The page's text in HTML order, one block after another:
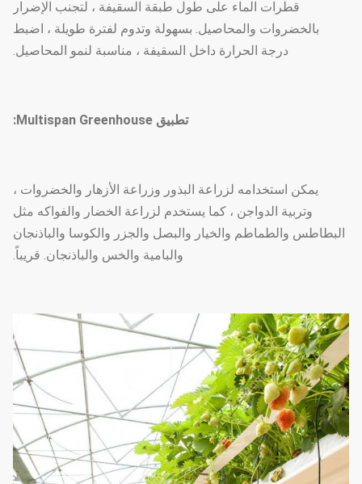
قطرات الماء على طول طبقة السقيفة ، لتجنب الإضرار
بالخضروات والمحاصيل. بسهولة وتدوم لفترة طويلة ، اضبط
درجة الحرارة داخل السقيفة ، مناسبة لنمو المحاصيل.
تطبيق Multispan Greenhouse:
يمكن استخدامه لزراعة البذور وزراعة الأزهار والخضروات ،
وتربية الدواجن ، كما يستخدم لزراعة الخضار والفواكه مثل
البطاطس والطماطم والخيار والبصل والجزر والكوسا والباذنجان
والبامية والخس والباذنجان. قريباً.